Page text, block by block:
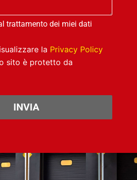
trattamento dei miei dati
la Privacy Policy
sito è protetto da
INVIA